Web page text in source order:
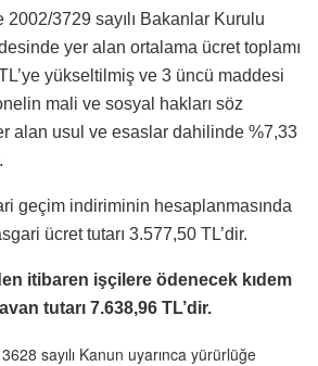
3729 sayılı Bakanlar Kurulu
yer alan ortalama ücret toplamı
TL’ye yükseltilmiş ve 3 üncü maddesi
mali ve sosyal hakları söz
alan usul ve esaslar dahilinde %7,33
geçim indiriminin hesaplanmasında
ücret tutarı 3.577,50 TL’dir.
itibaren işçilere ödenecek kıdem
tutarı 7.638,96 TL’dir.
sayılı Kanun uyarınca yürürlüğe